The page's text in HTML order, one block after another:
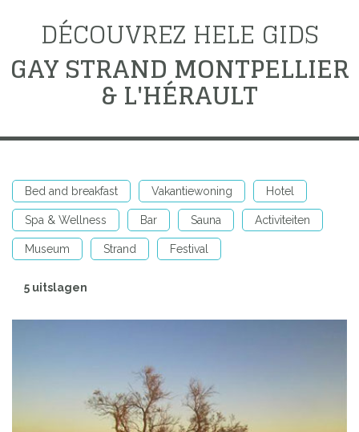
DÉCOUVREZ HELE GIDS
GAY STRAND MONTPELLIER
& L'HÉRAULT
Bed and breakfast Vakantiewoning Hotel
Spa & Wellness Bar Sauna Activiteiten
Museum Strand Festival
5 uitslagen